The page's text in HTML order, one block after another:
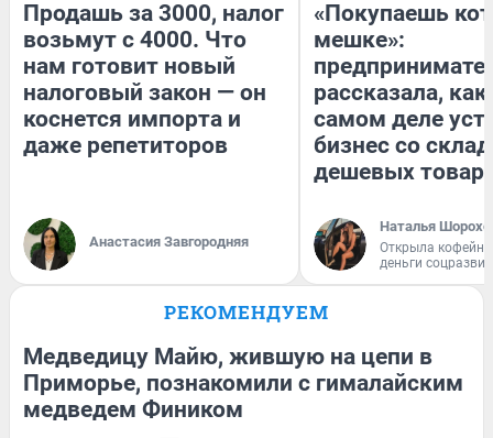
Продашь за 3000, налог
возьмут с 4000. Что
нам готовит новый
налоговый закон — он
коснется импорта и
даже репетиторов
Анастасия Завгородняя
«Покупаешь
мешке»:
рассказала, как
самом деле
бизнес со
дешевых
Наталья
Открыла
деньги
РЕКОМЕНДУЕМ
Медведицу Майю, жившую на цепи в
Приморье, познакомили с гималайским
медведем Фиником